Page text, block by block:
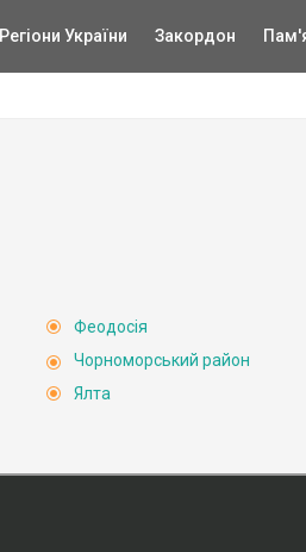
Регіони України Закордон
Феодосія
Чорноморський район
Ялта